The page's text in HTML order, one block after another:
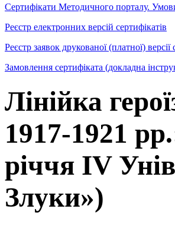
Сертифікати Методичного порталу.
Реєстр електронних версій сертифікатів
Реєстр заявок друкованої (платної) версії
Замовлення сертифіката (докладна
Лінійка
1917-1921
річчя ІV
Злуки»)